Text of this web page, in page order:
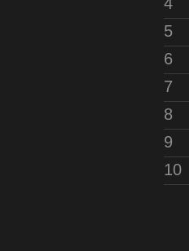
5
6
7
8
9
10